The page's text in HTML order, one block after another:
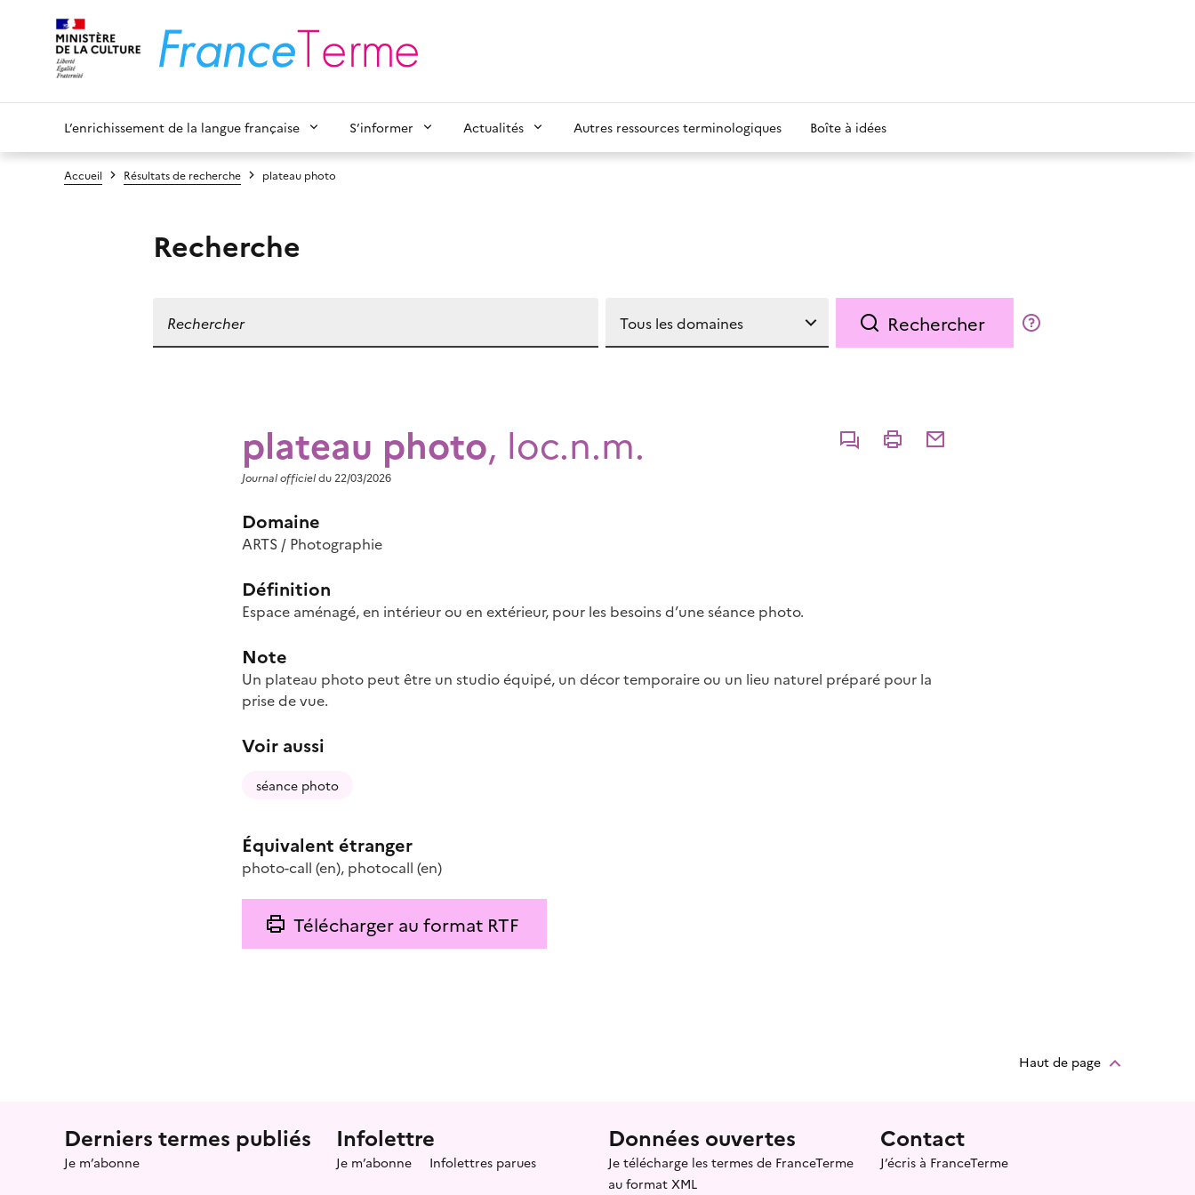
L’enrichissement de la langue française S’informer Actualités Autres ressources terminologiques Boîte à idées
Accueil Résultats de recherche plateau photo
Recherche
Rechercher
plateau photo, loc.n.m. CommenterImprimerPartager par courriel
Journal officieldu 22/03/2026
Domaine
ARTS / Photographie
Définition
Espace aménagé, en intérieur ou en extérieur, pour les besoins d’une séance photo.
Note
Un plateau photo peut être un studio équipé, un décor temporaire ou un lieu naturel préparé pour la
prise de vue.
Voir aussi
séance photo
Équivalent étranger
photo-call (en), photocall (en)
Télécharger au format RTF
Haut de page
Menu prefooter
Derniers termes publiés
Je m’abonne
Infolettre
Je m’abonne Infolettres parues
Données ouvertes
Je télécharge les termes de FranceTerme
au format XML
Contact
J’écris à FranceTerme